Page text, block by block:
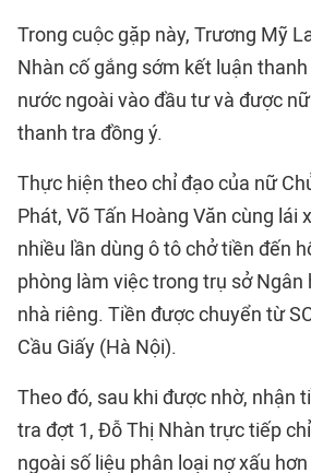
Trong cuộc gặp này, Trương Mỹ
Nhàn cố gắng sớm kết luận
nước ngoài vào đầu tư và được
thanh tra đồng ý.
Thực hiện theo chỉ đạo của nữ
Phát, Võ Tấn Hoàng Văn cùng lái
nhiều lần dùng ô tô chở tiền đến
phòng làm việc trong trụ sở Ngân
nhà riêng. Tiền được chuyển từ
Cầu Giấy (Hà Nội).
Theo đó, sau khi được nhờ, nhận
tra đợt 1, Đỗ Thị Nhàn trực tiếp
ngoài số liệu phân loại nợ xấu